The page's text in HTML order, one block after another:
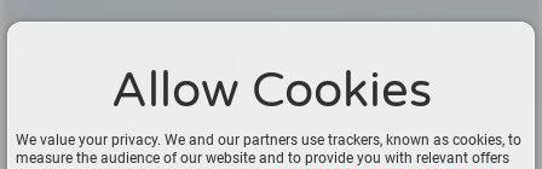
Allow Cookies
We value your privacy. We and our partners use trackers, known as cookies, to
measure the audience of our website and to provide you with relevant offers